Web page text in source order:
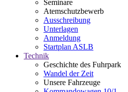
Seminare
Atemschutzbewerb
Ausschreibung
Unterlagen
Anmeldung
Startplan ASLB
Technik
Geschichte des Fuhrpark
Wandel der Zeit
Unsere Fahrzeuge